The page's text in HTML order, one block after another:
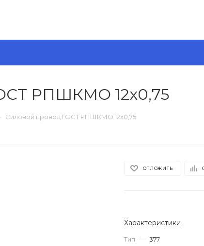
РПШКМО 12х0,75
Силовой провод ГОСТ РПШКМО 12х0,75
ОТЛОЖИТЬ
Характеристики
Тип — 377